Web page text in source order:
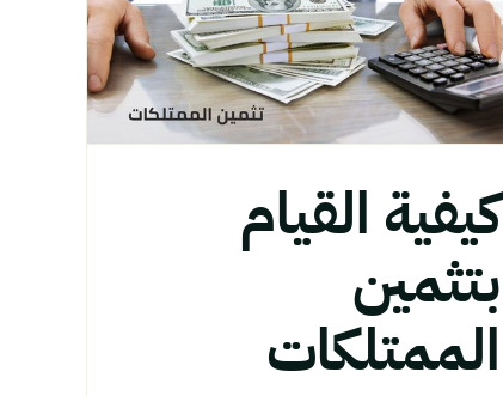
كيفية القيام
بتثمين
الممتلكات